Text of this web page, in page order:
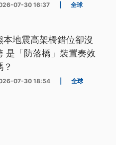
07-30 16:37 全球
本地震高架橋錯位卻沒
是「防落橋」裝置奏效
？
07-30 18:54 全球